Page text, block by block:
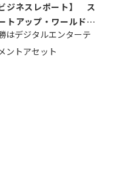
ビジネスレポート】 ス
トアップ・ワールドカ
2024...
はデジタルエンターテ
ントアセット